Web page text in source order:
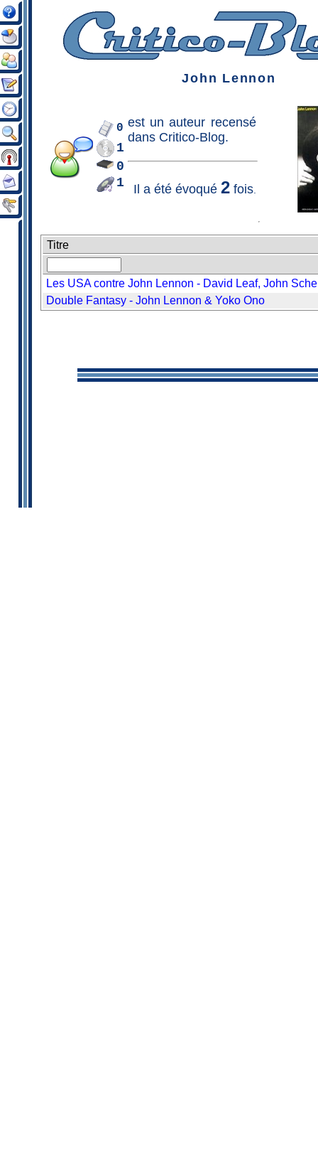
John Lennon
0
1
0
1
est unauteur recensé
dans Critico-Blog.
Il a été évoqué 2fois.
Titre
Les USA contre John Lennon - David Leaf, John
Double Fantasy - John Lennon & Yoko Ono